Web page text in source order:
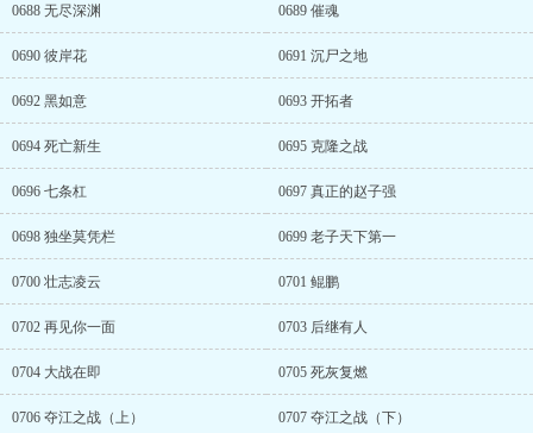
0688 无尽深渊 0689 催魂
0690 彼岸花 0691 沉尸之地
0692 黑如意 0693 开拓者
0694 死亡新生 0695 克隆之战
0696 七条杠 0697 真正的赵子强
0698 独坐莫凭栏 0699 老子天下第一
0700 壮志凌云 0701 鲲鹏
0702 再见你一面 0703 后继有人
0704 大战在即 0705 死灰复燃
0706 夺江之战（上） 0707 夺江之战（下）